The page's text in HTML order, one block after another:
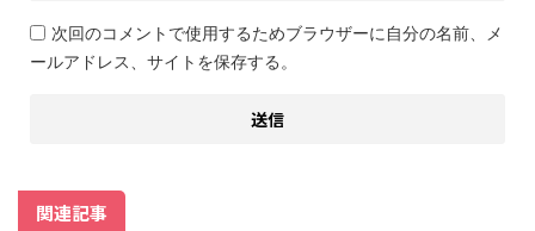
次回のコメントで使用するためブラウザーに自分の名前、メ
ールアドレス、サイトを保存する。
関連記事